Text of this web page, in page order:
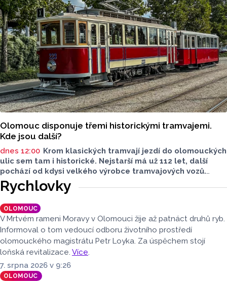
Olomouc disponuje třemi historickými tramvajemi.
Kde jsou další?
dnes 12:00 Krom klasických tramvají jezdí do olomouckých
ulic sem tam i historické. Nejstarší má už 112 let, další
pochází od kdysi velkého výrobce tramvajových vozů.
Třetím je vlečný vůz. Další, které kdysi jezdily v krajském
městě, jsou na jiných místech, třeba v brněnském
depozitáři.
Rychlovky
OLOMOUC
V Mrtvém rameni Moravy v Olomouci žije až patnáct druhů ryb.
Informoval o tom vedoucí odboru životního prostředí
olomouckého magistrátu Petr Loyka. Za úspěchem stojí
loňská revitalizace. Více.
7. srpna 2026 v 9:26
OLOMOUC